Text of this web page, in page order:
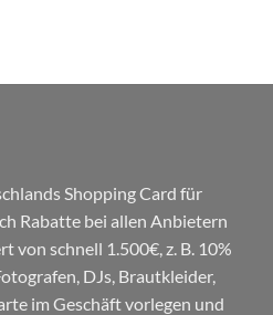
Shopping Card für
Rabatte bei allen Anbietern
von schnell 1.500€, z. B. 10%
DJs, Brautkleider,
im Geschäft vorlegen und